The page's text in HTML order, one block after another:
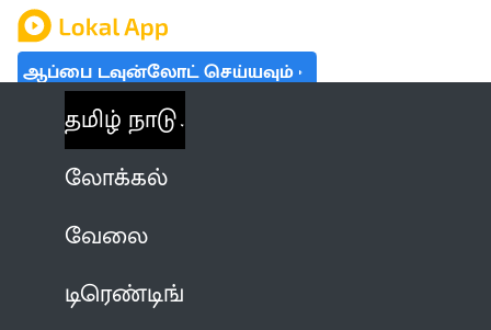
ஆப்பை டவுன்லோட் செய்யவும்
தமிழ் நாடு
லோக்கல்
வேலை
டிரெண்டிங்